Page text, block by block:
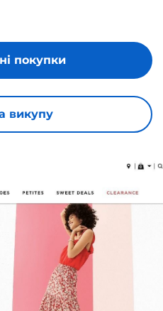
викупу
покупки